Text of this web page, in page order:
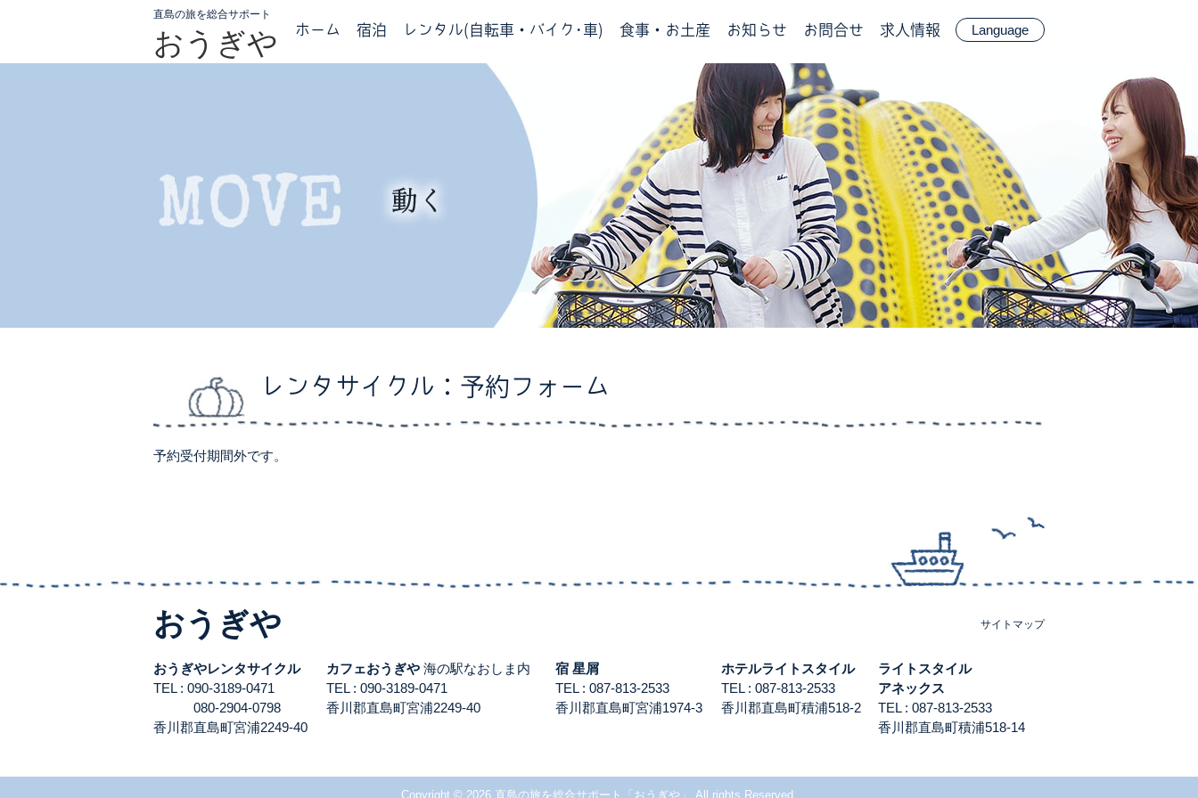
直島の旅を総合サポート
おうぎや ホーム 宿泊 レンタル(自転車・バイク･車) 食事・お土産 お知らせ お問合せ 求人情報 Language
レンタサイクル：予約フォーム
予約受付期間外です。
おうぎや サイトマップ
おうぎやレンタサイクル
TEL : 090-3189-0471
080-2904-0798
香川郡直島町宮浦2249-40
カフェおうぎや 海の駅なおしま内
TEL : 090-3189-0471
香川郡直島町宮浦2249-40
宿 星屑
TEL : 087-813-2533
香川郡直島町宮浦1974-3
ホテルライトスタイル
TEL : 087-813-2533
香川郡直島町積浦518-2
ライトスタイル
アネックス
TEL : 087-813-2533
香川郡直島町積浦518-14
Copyright © 2026 直島の旅を総合サポート「おうぎや」 All rights Reserved.